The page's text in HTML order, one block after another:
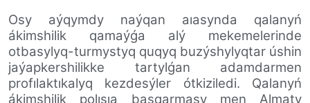
Osy aýqymdy naýqan aıasynda qalanyń
ákimshilik qamaýǵa alý mekemelerinde
otbasylyq-turmystyq quqyq buzýshylyqtar úshin
jaýapkershilikke tartylǵan adamdarmen
profılaktıkalyq kezdesýler ótkiziledi. Qalanyń
ákimshilik polısıa basqarmasy men Almaty